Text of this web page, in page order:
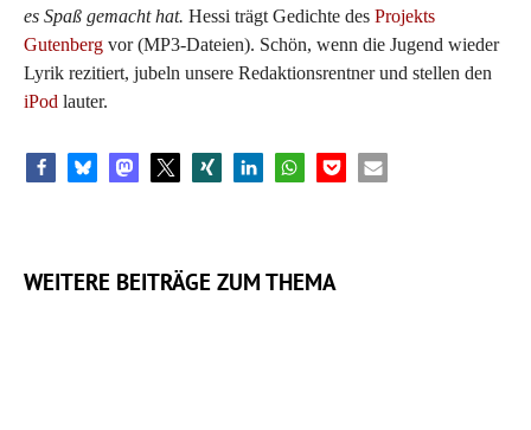
es Spaß gemacht hat. Hessi trägt Gedichte des Projekts
Gutenberg vor (MP3-Dateien). Schön, wenn die Jugend wieder
Lyrik rezitiert, jubeln unsere Redaktionsrentner und stellen den
iPod lauter.
WEITERE BEITRÄGE ZUM THEMA